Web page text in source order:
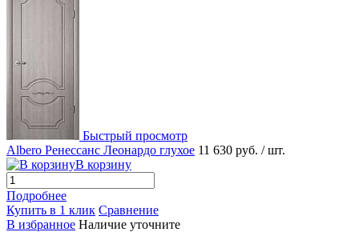
Быстрый просмотр
Albero Ренессанс Леонардо глухое 11 630 руб. / шт.
В корзину
Подробнее
Купить в 1 клик Сравнение
В избранное Наличие уточните